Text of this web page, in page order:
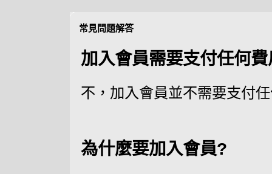
常見問題解答
加入會員需要支付任何
不，加入會員並不需要支付
為什麼要加入會員?